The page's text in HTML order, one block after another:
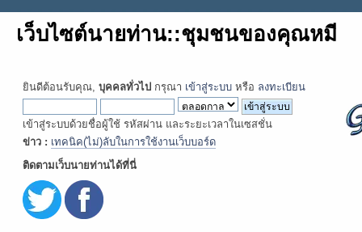
เว็บไซต์นายท่าน::ชุมชนของคุณหมี
ยินดีต้อนรับคุณ, บุคคลทั่วไป กรุณา เข้าสู่ระบบ หรือ ลงทะเบียน
เข้าสู่ระบบด้วยชื่อผู้ใช้ รหัสผ่าน และระยะเวลาในเซสชั่น
ข่าว : เทคนิค(ไม่)ลับในการใช้งานเว็บบอร์ด
ติดตามเว็บนายท่านได้ที่นี่